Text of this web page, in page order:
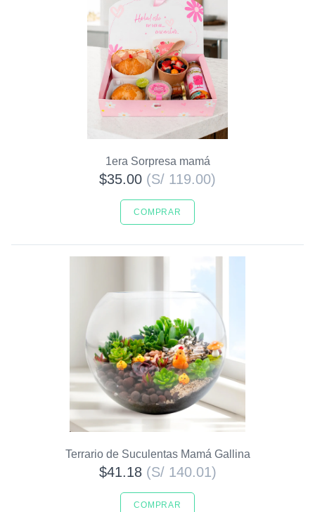
1era Sorpresa mamá
$35.00 (S/ 119.00)
COMPRAR
Terrario de Suculentas Mamá Gallina
$41.18 (S/ 140.01)
COMPRAR